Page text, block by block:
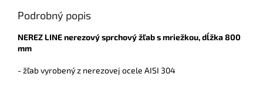
Podrobný popis
NEREZ LINE nerezový sprchový žľab s mriežkou, dĺžka 800
mm
- žľab vyrobený z nerezovej ocele AISI 304